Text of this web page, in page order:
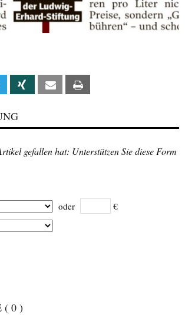
Linkedin Xing Email
gefallen hat: Unterstützen Sie diese Form
oder €
( 0 )